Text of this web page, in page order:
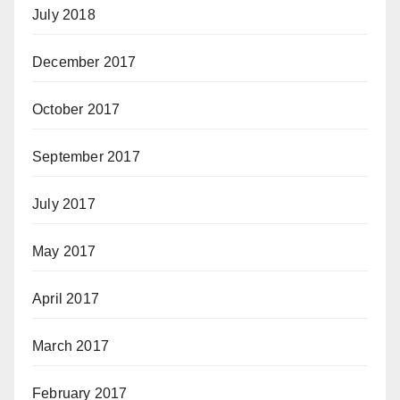
July 2018
December 2017
October 2017
September 2017
July 2017
May 2017
April 2017
March 2017
February 2017